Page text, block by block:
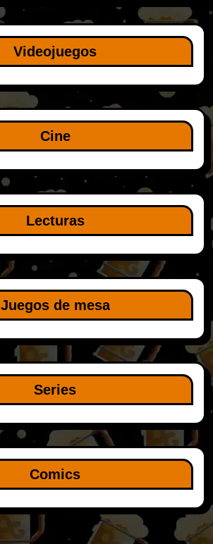
Videojuegos
Cine
Lecturas
Juegos de mesa
Series
Comics